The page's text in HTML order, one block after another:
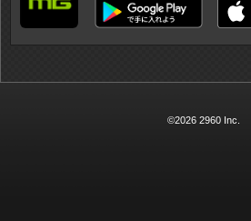
©2026 2960 Inc.